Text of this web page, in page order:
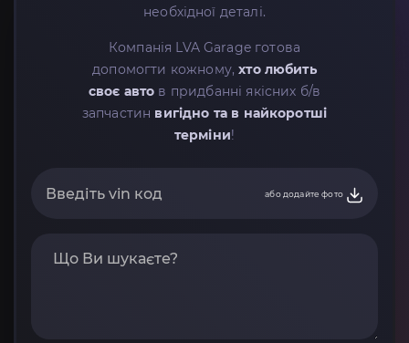
необхідної деталі.
Компанія LVA Garage готова
допомогти кожному,хто любить
своє авто в придбанні якісних б/в
запчастин вигідно та в найкоротші
терміни!
або додайте фото